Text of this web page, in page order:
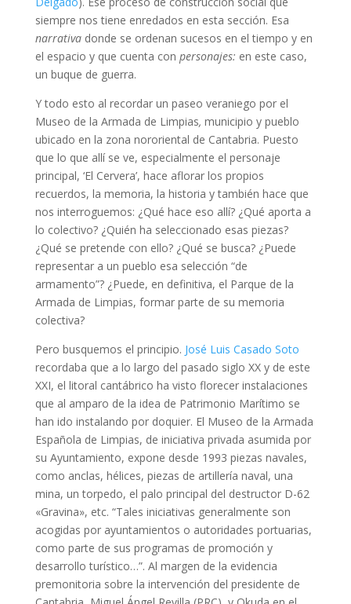
siempre nos tiene enredados en esta sección. Esa
narrativa donde se ordenan sucesos en el tiempo y en
el espacio y que cuenta con personajes: en este caso,
un buque de guerra.
Y todo esto al recordar un paseo veraniego por el
Museo de la Armada de Limpias, municipio y pueblo
ubicado en la zona nororiental de Cantabria. Puesto
que lo que allí se ve, especialmente el personaje
principal, ‘El Cervera’, hace aflorar los propios
recuerdos, la memoria, la historia y también hace que
nos interroguemos: ¿Qué hace eso allí? ¿Qué aporta a
lo colectivo? ¿Quién ha seleccionado esas piezas?
¿Qué se pretende con ello? ¿Qué se busca? ¿Puede
representar a un pueblo esa selección “de
armamento”? ¿Puede, en definitiva, el Parque de la
Armada de Limpias, formar parte de su memoria
colectiva?
Pero busquemos el principio. José Luis Casado Soto
recordaba que a lo largo del pasado siglo XX y de este
XXI, el litoral cantábrico ha visto florecer instalaciones
que al amparo de la idea de Patrimonio Marítimo se
han ido instalando por doquier. El Museo de la Armada
Española de Limpias, de iniciativa privada asumida por
su Ayuntamiento, expone desde 1993 piezas navales,
como anclas, hélices, piezas de artillería naval, una
mina, un torpedo, el palo principal del destructor D-62
«Gravina», etc. “Tales iniciativas generalmente son
acogidas por ayuntamientos o autoridades portuarias,
como parte de sus programas de promoción y
desarrollo turístico…”. Al margen de la evidencia
premonitoria sobre la intervención del presidente de